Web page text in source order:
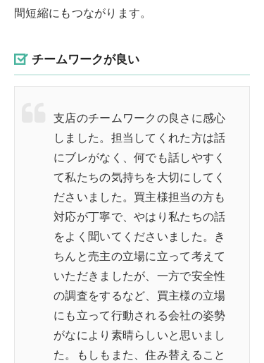
間短縮にもつながります。
チームワークが良い
支店のチームワークの良さに感心
しました。担当してくれた方は話
にブレがなく、何でも話しやすく
て私たちの気持ちを大切にしてく
ださいました。買主様担当の方も
対応が丁寧で、やはり私たちの話
をよく聞いてくださいました。き
ちんと売主の立場に立って考えて
いただきましたが、一方で安全性
の調査をするなど、買主様の立場
にも立って行動される会社の姿勢
がなにより素晴らしいと思いまし
た。もしもまた、住み替えること